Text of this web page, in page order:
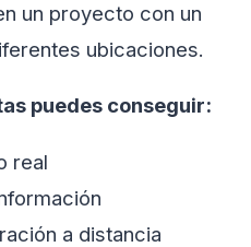
un proyecto con un
ubicaciones.
puedes conseguir:
real
a distancia